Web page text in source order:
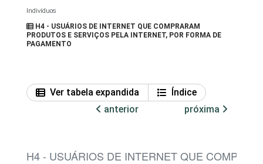
Indivíduos
H4 - USUÁRIOS DE INTERNET QUE COMPRARAM
PRODUTOS E SERVIÇOS PELA INTERNET, POR FORMA DE
PAGAMENTO
Ver tabela expandida
Índice
anterior
próxima
H4 - USUÁRIOS DE INTERNET QUE